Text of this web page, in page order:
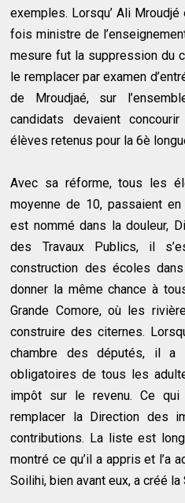
exemples. Lorsqu’ Ali
fois ministre de
mesure fut la suppression du
le remplacer par examen
de Mroudjaé, sur
candidats devaient
élèves retenus pour la 6è
Avec sa réforme, tous les
moyenne de 10, passaient
est nommé dans la douleur,
des Travaux Publics, il
construction des écoles
donner la même chance à
Grande Comore, où les
construire des citernes.
chambre des députés, il a
obligatoires de tous les
impôt sur le revenu. Ce
remplacer la Direction des
contributions. La liste est
montré ce qu’il a appris et l’a
Soilihi, bien avant eux, a créé la